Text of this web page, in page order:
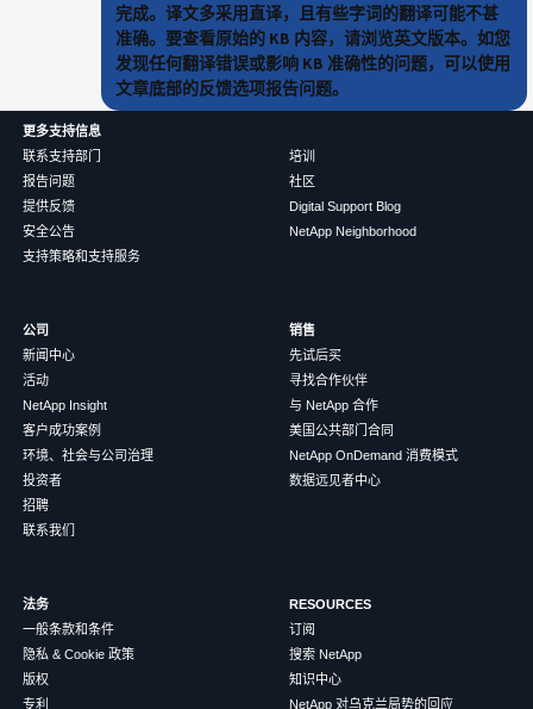
完成。译文多采用直译，且有些字词的翻译可能不甚
准确。要查看原始的 KB 内容，请浏览英文版本。如您
发现任何翻译错误或影响 KB 准确性的问题，可以使用
文章底部的反馈选项报告问题。
更多支持信息
联系支持部门
报告问题
提供反馈
安全公告
支持策略和支持服务
培训
社区
Digital Support Blog
NetApp Neighborhood
公司
新闻中心
活动
NetApp Insight
客户成功案例
环境、社会与公司治理
投资者
招聘
联系我们
销售
先试后买
寻找合作伙伴
与 NetApp 合作
美国公共部门合同
NetApp OnDemand 消费模式
数据远见者中心
法务
一般条款和条件
隐私 & Cookie 政策
版权
专利
RESOURCES
订阅
搜索 NetApp
知识中心
NetApp 对乌克兰局势的回应